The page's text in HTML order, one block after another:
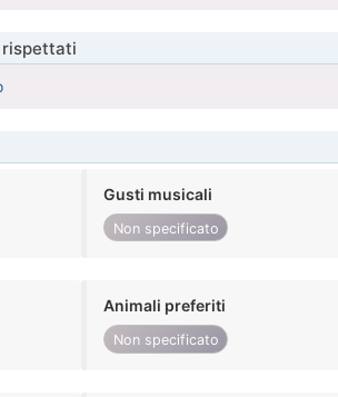
rispettati
Gusti musicali
Non specificato
Animali preferiti
Non specificato